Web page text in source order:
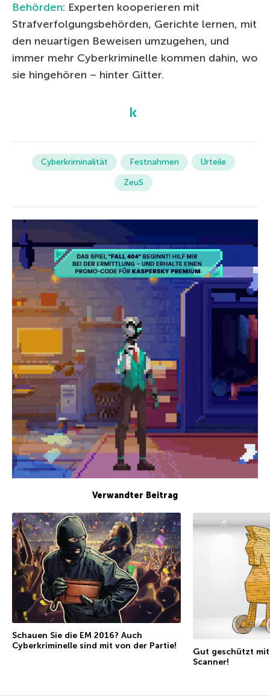
Behörden: Experten kooperieren mit
Strafverfolgungsbehörden, Gerichte lernen, mit
den neuartigen Beweisen umzugehen, und
immer mehr Cyberkriminelle kommen dahin, wo
sie hingehören – hinter Gitter.
Cyberkriminalität Festnahmen
Urteile
ZeuS
Verwandter Beitrag
Schauen Sie die EM 2016? Auch
Cyberkriminelle sind mit von der Partie!
Gut geschützt mit
Scanner!